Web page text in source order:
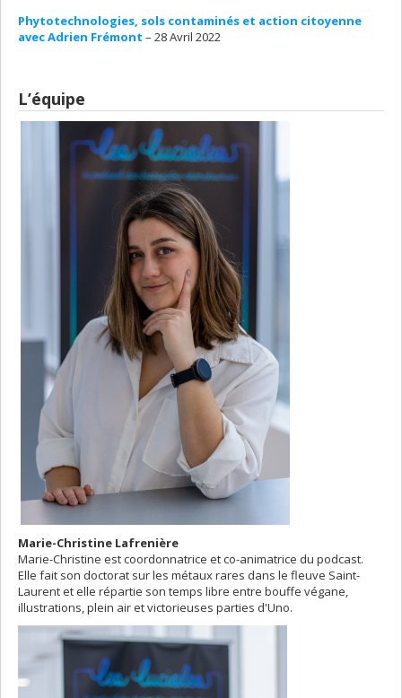
Phytotechnologies, sols contaminés et action citoyenne
avec Adrien Frémont – 28 Avril 2022
L’équipe
Marie-Christine Lafrenière
Marie-Christine est coordonnatrice et co-animatrice du podcast.
Elle fait son doctorat sur les métaux rares dans le fleuve Saint-
Laurent et elle répartie son temps libre entre bouffe végane,
illustrations, plein air et victorieuses parties d'Uno.